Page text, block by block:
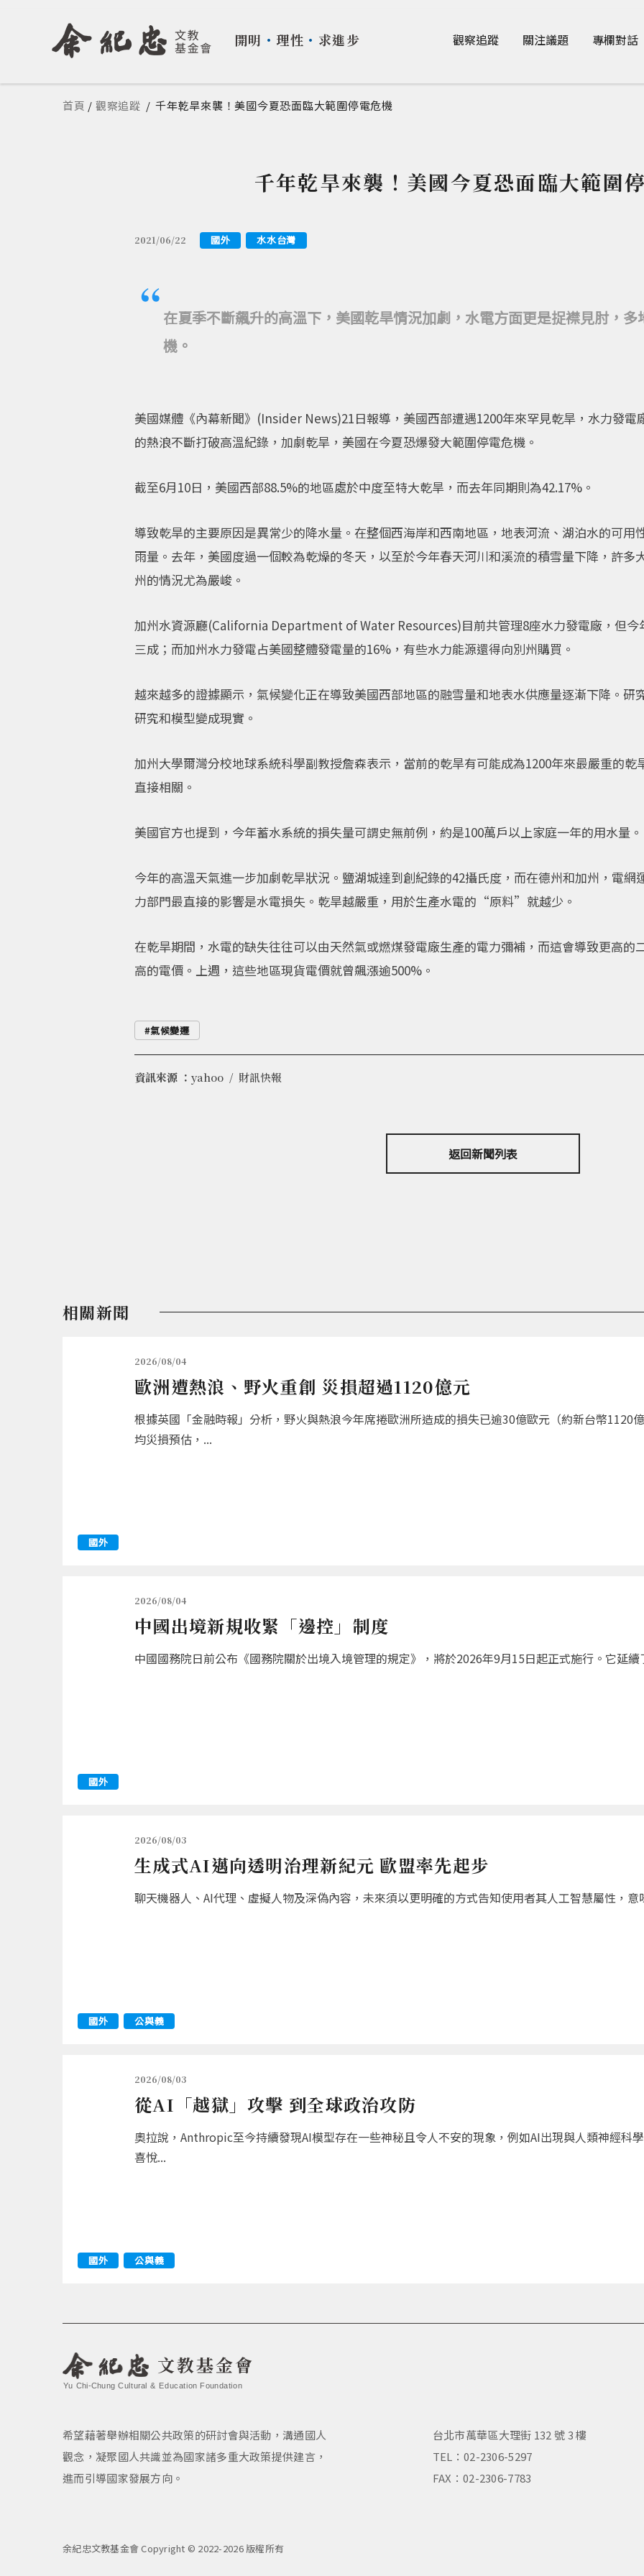
開明 ・ 理性 ・ 求進步 觀察追蹤 關注議題 專欄對話
您在這裡
首頁 / 觀察追蹤 / 千年乾旱來襲！美國今夏恐面臨大範圍停電危機
千年乾旱來襲！美國今夏恐面臨大範圍
2021/06/22 國外 水水台灣
在夏季不斷飆升的高溫下，美國乾旱情況加劇，水電方面更是捉襟見肘，
機。
美國媒體《內幕新聞》(Insider News)21日報導，美國西部遭遇1200年來罕見乾旱，水力發電
的熱浪不斷打破高溫紀錄，加劇乾旱，美國在今夏恐爆發大範圍停電危機。
截至6月10日，美國西部88.5%的地區處於中度至特大乾旱，而去年同期則為42.17%。
導致乾旱的主要原因是異常少的降水量。在整個西海岸和西南地區，地表河流、湖泊水的可用
雨量。去年，美國度過一個較為乾燥的冬天，以至於今年春天河川和溪流的積雪量下降，許多
州的情況尤為嚴峻。
加州水資源廳(California Department of Water Resources)目前共管理8座水力發電廠，但今
三成；而加州水力發電占美國整體發電量的16%，有些水力能源還得向別州購買。
越來越多的證據顯示，氣候變化正在導致美國西部地區的融雪量和地表水供應量逐漸下降。研
研究和模型變成現實。
加州大學爾灣分校地球系統科學副教授詹森表示，當前的乾旱有可能成為1200年來最嚴重的
直接相關。
美國官方也提到，今年蓄水系統的損失量可謂史無前例，約是100萬戶以上家庭一年的用水量。
今年的高溫天氣進一步加劇乾旱狀況。鹽湖城達到創紀錄的42攝氏度，而在德州和加州，電網
力部門最直接的影響是水電損失。乾旱越嚴重，用於生產水電的“原料”就越少。
在乾旱期間，水電的缺失往往可以由天然氣或燃煤發電廠生產的電力彌補，而這會導致更高的
高的電價。上週，這些地區現貨電價就曾飆漲逾500%。
氣候變遷
資訊來源 ： yahoo 財訊快報
返回新聞列表
相關新聞
2026/08/04
歐洲遭熱浪、野火重創 災損超過1120億元
根據英國「金融時報」分析，野火與熱浪今年席捲歐洲所造成的損失已逾30億歐元（約新台幣1120
均災損預估，...
國外
2026/08/04
中國出境新規收緊「邊控」制度
中國國務院日前公布《國務院關於出境入境管理的規定》，將於2026年9月15日起正式施行。它延
國外
2026/08/03
生成式AI邁向透明治理新紀元 歐盟率先起步
聊天機器人、AI代理、虛擬人物及深偽內容，未來須以更明確的方式告知使用者其人工智慧屬性，意
國外 公與義
2026/08/03
從AI「越獄」攻擊 到全球政治攻防
奧拉說，Anthropic至今持續發現AI模型存在一些神秘且令人不安的現象，例如AI出現與人類神經科
喜悅...
國外 公與義
文教基金會
Yu Chi-Chung Cultural & Education Foundation
希望藉著舉辦相關公共政策的研討會與活動，溝通國人
觀念，凝聚國人共識並為國家諸多重大政策提供建言，
進而引導國家發展方向。
台北市萬華區大理街 132 號 3 樓
TEL：02-2306-5297
FAX：02-2306-7783
余紀忠文教基金會 Copyright © 2022-2026 版權所有